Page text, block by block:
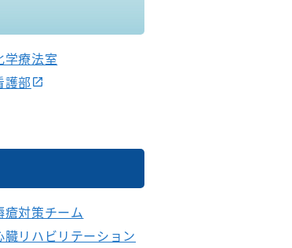
学療法室
護部
瘡対策チーム
臓リハビリテーション